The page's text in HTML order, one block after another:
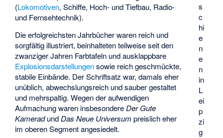
s
c
hi
e
n
e
n
in
L
ei
p
zi
g
(Lokomotiven, Schiffe, Hoch- und Tiefbau, Radio-
und Fernsehtechnik).
Die erfolgreichsten Jahrbücher waren reich und
sorgfältig illustriert, beinhalteten teilweise seit den
zwanziger Jahren Farbtafeln und ausklappbare
Explosionsdarstellungensowie reich geschmückte,
stabile Einbände. Der Schriftsatz war, damals eher
unüblich, abwechslungsreich und sauber gestaltet
und mehrspaltig. Wegen der aufwendigen
Aufmachung waren insbesondereDer Gute
KameradundDas Neue Universum preislich eher
im oberen Segment angesiedelt.